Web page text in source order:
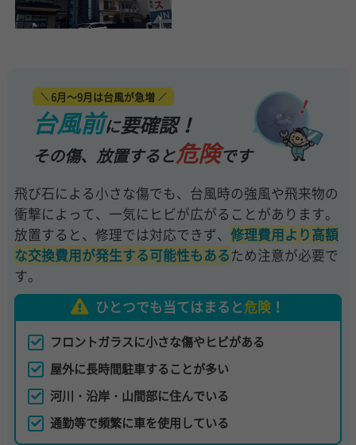
6月～9月は台風が急増
台風前に要確認！
その傷、放置すると危険です
飛び石による小さな傷でも、台風時の強風や飛来物の
衝撃によって、一気にヒビが広がることがあります。
放置すると、修理では対応できず、 修理費用より高額
な交換費用が発生する可能性もあるため注意が必要で
す。
ひとつでも当てはまると危険 ！
フロントガラスに小さな傷やヒビがある
屋外に長時間駐車することが多い
河川・沿岸・山間部に住んでいる
通勤等で頻繁に車を使用している